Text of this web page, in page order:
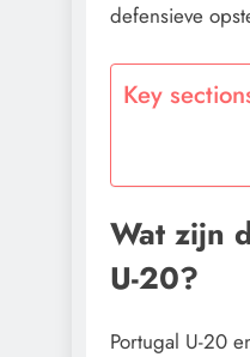
defensieve
Key
Wat zijn
U-20?
Portugal U-20